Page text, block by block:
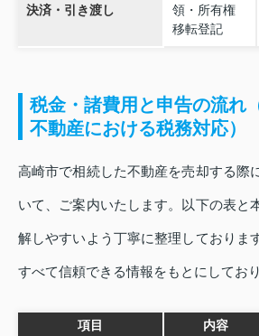
決済・引き渡し
領・所有権
移転登記
税金・諸費用と申告の流れ
不動産における税務対応）
高崎市で相続した不動産を売却する際
いて、ご案内いたします。以下の表と
解しやすいよう丁寧に整理しておりま
すべて信頼できる情報をもとにしており
項目 内容